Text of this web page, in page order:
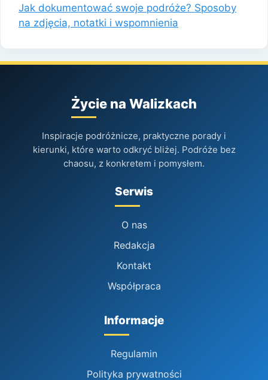
Jak dokumentować swoje podróże? Sposoby
na zdjęcia, notatki i wspomnienia
Życie na Walizkach
Inspiracje podróżnicze, praktyczne porady i
kierunki, które warto odkryć bliżej. Podróże bez
chaosu, z konkretem i pomysłem.
Serwis
O nas
Redakcja
Kontakt
Współpraca
Informacje
Regulamin
Polityka prywatności